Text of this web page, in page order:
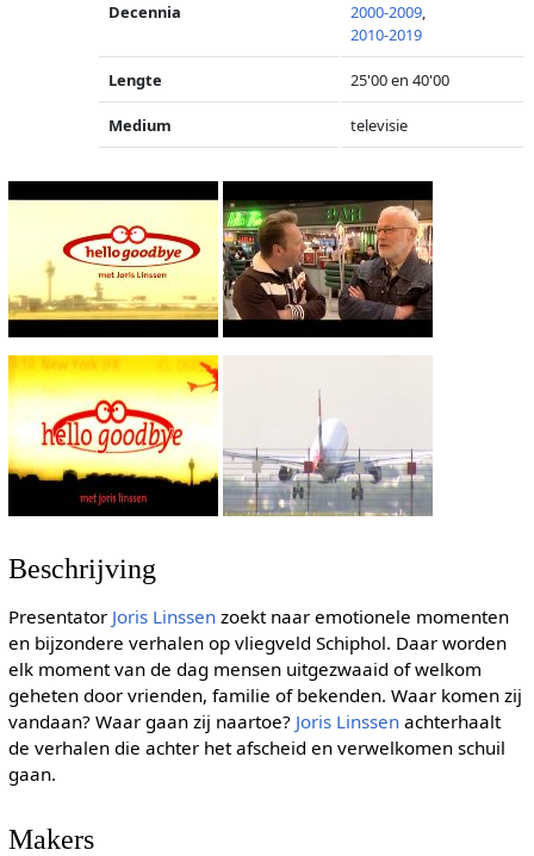
Decennia 2000-2009,
2010-2019
Lengte 25'00 en 40'00
Medium televisie
Beschrijving
Presentator Joris Linssenzoekt naar emotionele momenten
en bijzondere verhalen op vliegveld Schiphol. Daar worden
elk moment van de dag mensen uitgezwaaid of welkom
geheten door vrienden, familie of bekenden. Waar komen zij
vandaan? Waar gaan zij naartoe? Joris Linssenachterhaalt
de verhalen die achter het afscheid en verwelkomen schuil
gaan.
Makers